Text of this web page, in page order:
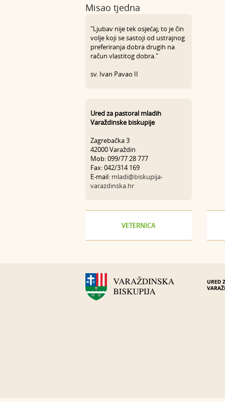
Misao tjedna
"Ljubav nije tek osjećaj; to je čin
volje koji se sastoji od ustrajnog
preferiranja dobra drugih na
račun vlastitog dobra."
sv. Ivan Pavao II
Ured za pastoral mladih
Varaždinske biskupije
Zagrebačka 3
42000 Varaždin
Mob: 099/77 28 777
Fax: 042/314 169
E-mail: mladi@biskupija-
varazdinska.hr
VETERNICA